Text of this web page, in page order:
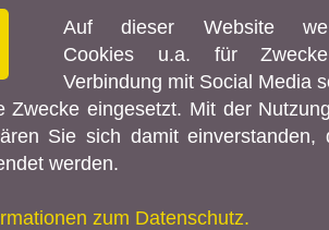
Auf dieser Website
Cookies u.a. für
Verbindung mit Social Media
Zwecke eingesetzt. Mit der
Sie sich damit einverstanden,
werden.
zum Datenschutz.